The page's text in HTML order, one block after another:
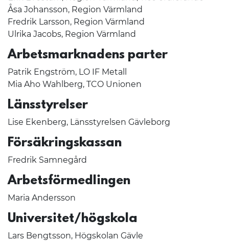
Åsa Johansson, Region Värmland
Fredrik Larsson, Region Värmland
Ulrika Jacobs, Region Värmland
Arbetsmarknadens parter
Patrik Engström, LO IF Metall
Mia Aho Wahlberg, TCO Unionen
Länsstyrelser
Lise Ekenberg, Länsstyrelsen Gävleborg
Försäkringskassan
Fredrik Samnegård
Arbetsförmedlingen
Maria Andersson
Universitet/högskola
Lars Bengtsson, Högskolan Gävle